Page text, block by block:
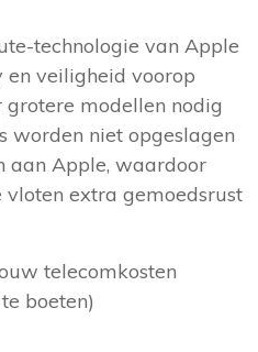
technologie van Apple
veiligheid voorop
grotere modellen nodig
worden niet opgeslagen
aan Apple, waardoor
extra gemoedsrust
telecomkosten
boeten)